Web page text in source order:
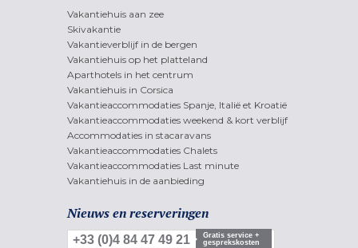
Vakantiehuis aan zee
Skivakantie
Vakantieverblijf in de bergen
Vakantiehuis op het platteland
Aparthotels in het centrum
Vakantiehuis in Corsica
Vakantieaccommodaties Spanje, Italië et Kroatië
Vakantieaccommodaties weekend & kort verblijf
Accommodaties in stacaravans
Vakantieaccommodaties Chalets
Vakantieaccommodaties Last minute
Vakantiehuis in de aanbieding
Nieuws en reserveringen
+33 (0)4 84 47 49 21
Gratis service +
gesprekskosten